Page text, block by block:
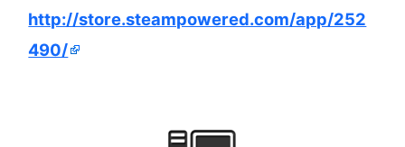
http://store.steampowered.com/app/252
490/